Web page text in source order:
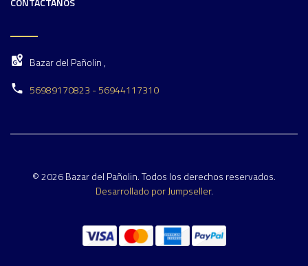
Bazar del Pañolin ,
56989170823 - 56944117310
© 2026 Bazar del Pañolin. Todos los derechos reservados.
Desarrollado por Jumpseller.